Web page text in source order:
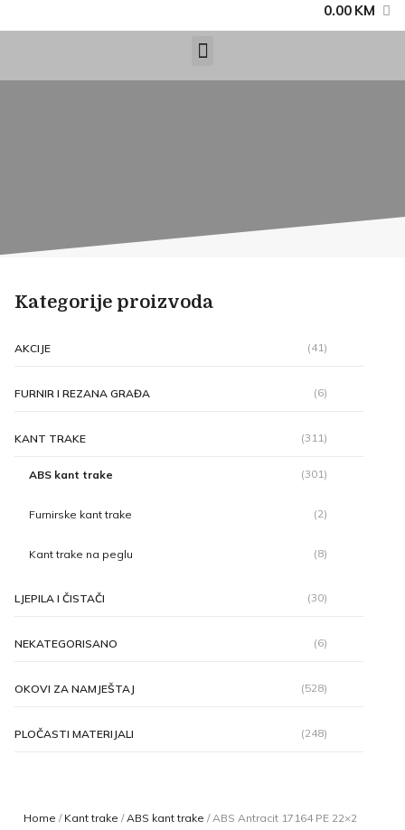
0.00 KM
Kategorije proizvoda
AKCIJE (41)
FURNIR I REZANA GRAĐA (6)
KANT TRAKE (311)
ABS kant trake (301)
Furnirske kant trake (2)
Kant trake na peglu (8)
LJEPILA I ČISTAČI (30)
NEKATEGORISANO (6)
OKOVI ZA NAMJEŠTAJ (528)
PLOČASTI MATERIJALI (248)
Home / Kant trake /ABS kant trake / ABS Antracit 17164 PE 22×2